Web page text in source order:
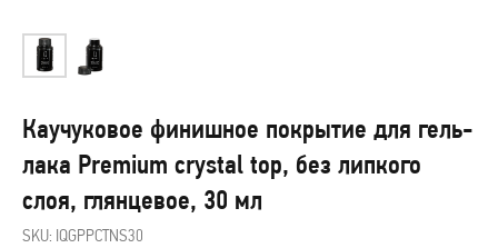
Каучуковое финишное покрытие для гель-
лака Premium crystal top, без липкого
слоя, глянцевое, 30 мл
SKU: IQGPPCTNS30